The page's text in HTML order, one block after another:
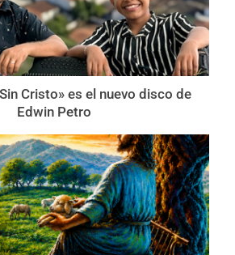
Cristo» es el nuevo disco de
Edwin Petro